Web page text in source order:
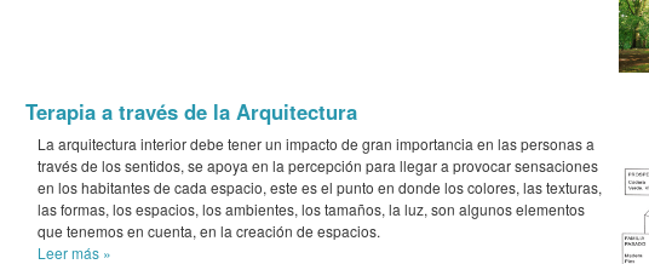
Terapia a través de la Arquitectura
La arquitectura interior debe tener un impacto de gran importancia en las personas a
través de los sentidos, se apoya en la percepción para llegar a provocar sensaciones
en los habitantes de cada espacio, este es el punto en donde los colores, las texturas,
las formas, los espacios, los ambientes, los tamaños, la luz, son algunos elementos
que tenemos en cuenta, en la creación de espacios.
Leer más »